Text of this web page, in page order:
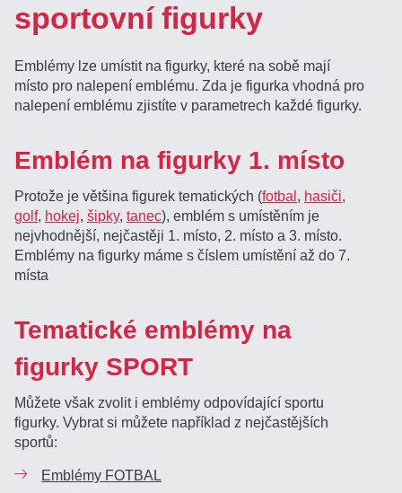
sportovní figurky
Emblémy lze umístit na figurky, které na sobě mají
místo pro nalepení emblému. Zda je figurka vhodná pro
nalepení emblému zjistíte v parametrech každé figurky.
Emblém na figurky 1. místo
Protože je většina figurek tematických (fotbal, hasiči,
golf, hokej,šipky,tanec), emblém s umístěním je
nejvhodnější, nejčastěji 1. místo, 2. místo a 3. místo.
Emblémy na figurky máme s číslem umístění až do 7.
místa
Tematické emblémy na
figurky SPORT
Můžete však zvolit i emblémy odpovídající sportu
figurky. Vybrat si můžete například z nejčastějších
sportů:
Emblémy FOTBAL